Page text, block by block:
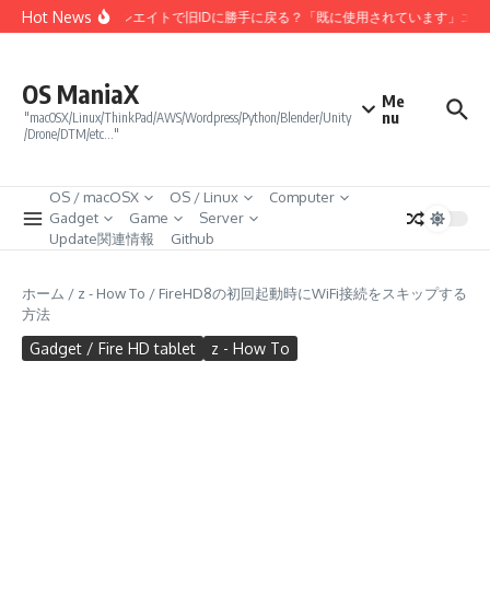
コンテンツへスキップ
Hot News
Amazonアソシエイトで旧IDに勝手に戻る？「既に使用されています」エラー
OS ManiaX
"macOSX/Linux/ThinkPad/AWS/Wordpress/Python/Blender/Unity
/Drone/DTM/etc…"
Me
nu
OS / macOSX OS / Linux
Computer
Gadget
Game
Server
Update関連情報
Github
ホーム / z - How To / FireHD8の初回起動時にWiFi接続をスキップする
方法
Gadget / Fire HD tablet z - How To